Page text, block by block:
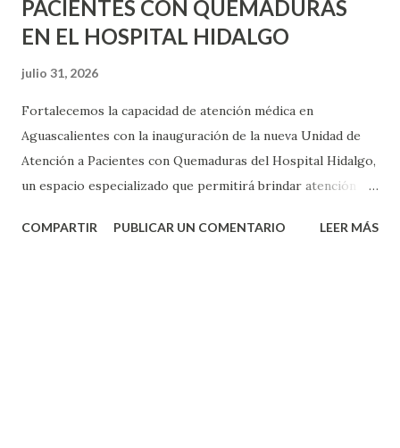
PACIENTES CON QUEMADURAS
EN EL HOSPITAL HIDALGO
julio 31, 2026
Fortalecemos la capacidad de atención médica en
Aguascalientes con la inauguración de la nueva Unidad de
Atención a Pacientes con Quemaduras del Hospital Hidalgo,
un espacio especializado que permitirá brindar atención
tipo de lesiones. Seguimos invirtiendo en infraestructura,
COMPARTIR PUBLICAR UN COMENTARIO LEER MÁS